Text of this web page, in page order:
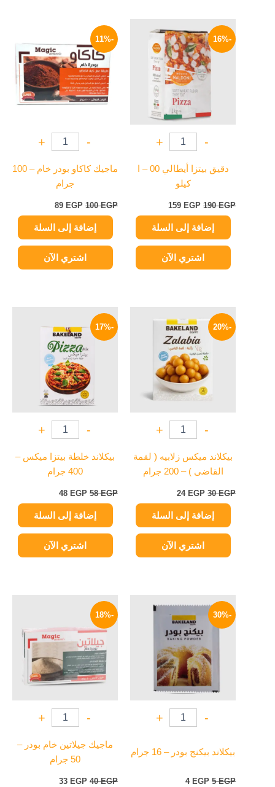
-16%
-
+
دقيق بيتزا أيطالي 00 – ا
كيلو
190EGP
الأصلي
هو:
190 EGP.
159 EGP
الحالي
هو:
159 EGP.
إضافة إلى السلة
اشتري الآن
-11%
-
+
ماجيك كاكاو بودر خام – 100
جرام
100EGP
هو:
100 EGP.
89 EGP
هو:
89 EGP.
إضافة إلى السلة
اشتري الآن
-20%
-
+
بيكلاند ميكس زلابيه ( لقمة
القاضى ) – 200 جرام
30EGP
الأصلي
هو:
30 EGP.
24 EGP
الحالي
هو:
24 EGP.
إضافة إلى السلة
اشتري الآن
-17%
-
+
بيكلاند خلطة بيتزا ميكس –
400 جرام
58EGP
هو:
58 EGP.
48 EGP
هو:
48 EGP.
إضافة إلى السلة
اشتري الآن
-30%
-
+
بيكلاند بيكنج بودر – 16 جرام
5EGP
الأصلي
هو:
4 EGP
هو:
4 EGP.
-18%
-
+
ماجيك جيلاتين خام بودر –
50 جرام
40EGP
40 EGP.
33 EGP
33 EGP.